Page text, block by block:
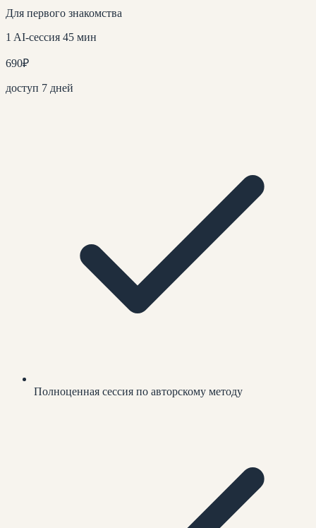
Для первого знакомства
1 AI-сессия 45 мин
690₽
доступ 7 дней
Полноценная сессия по авторскому методу